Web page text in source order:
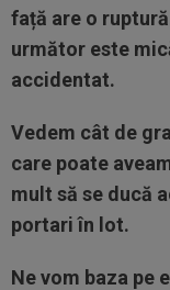
față are o
următor este
accidentat.
Vedem cât de
care poate
mult să se ducă
portari în lot.
Ne vom baza pe